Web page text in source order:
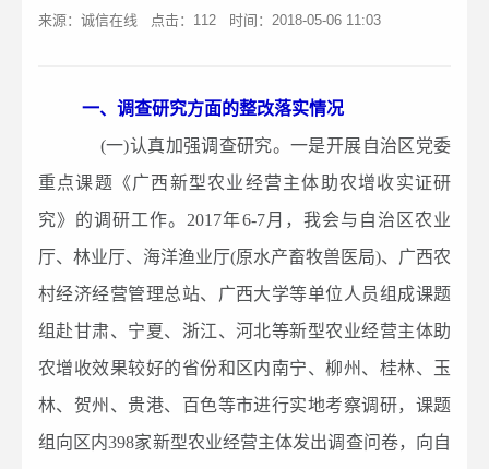
来源：诚信在线 点击： 112 时间：2018-05-06 11:03
一、调查研究方面的整改落实情况
(一)认真加强调查研究。一是开展自治区党委
重点课题《广西新型农业经营主体助农增收实证研
究》的调研工作。2017年6-7月，我会与自治区农业
厅、林业厅、海洋渔业厅(原水产畜牧兽医局)、广西农
村经济经营管理总站、广西大学等单位人员组成课题
组赴甘肃、宁夏、浙江、河北等新型农业经营主体助
农增收效果较好的省份和区内南宁、柳州、桂林、玉
林、贺州、贵港、百色等市进行实地考察调研，课题
组向区内398家新型农业经营主体发出调查问卷，向自